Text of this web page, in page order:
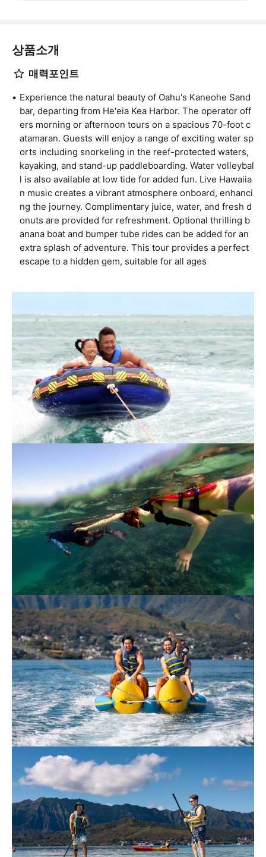
상품소개
매력포인트
Experience the natural beauty of Oahu's Kaneohe Sand
bar, departing from He'eia Kea Harbor. The operator off
ers morning or afternoon tours on a spacious 70-foot c
atamaran. Guests will enjoy a range of exciting water sp
orts including snorkeling in the reef-protected waters,
kayaking, and stand-up paddleboarding. Water volleybal
l is also available at low tide for added fun. Live Hawaiia
n music creates a vibrant atmosphere onboard, enhanci
ng the journey. Complimentary juice, water, and fresh d
onuts are provided for refreshment. Optional thrilling b
anana boat and bumper tube rides can be added for an
extra splash of adventure. This tour provides a perfect
escape to a hidden gem, suitable for all ages